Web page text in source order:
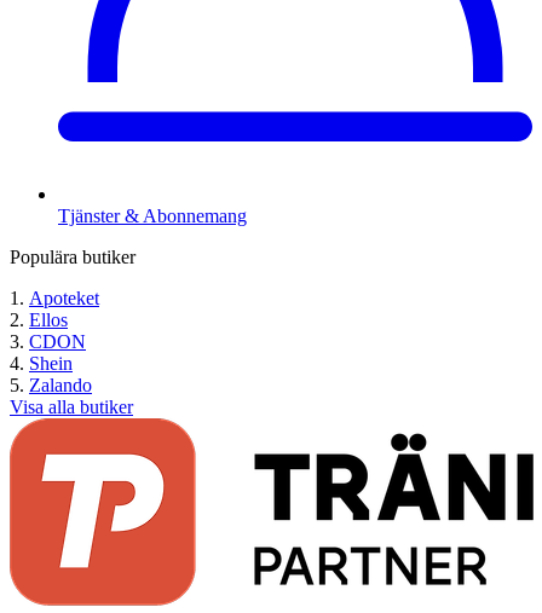
Tjänster & Abonnemang
Populära butiker
Apoteket
Ellos
CDON
Shein
Zalando
Visa alla butiker